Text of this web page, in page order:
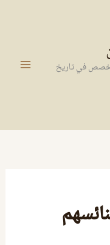
في تاريخ